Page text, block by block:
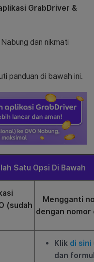
GrabDriver &
dan nikmati
panduan di bawah ini.
Satu Opsi Di Bawah
(sudah
Mengganti
dengan nomor
Klik di sini
dan